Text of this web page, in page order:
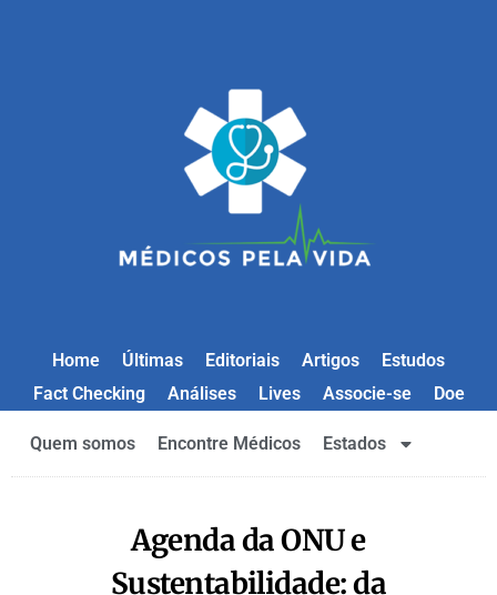
Home Últimas Editoriais Artigos
Estudos
Fact Checking
Análises Lives Associe-se Doe
Quem somos Encontre Médicos Estados
Agenda da ONU e
Sustentabilidade: da